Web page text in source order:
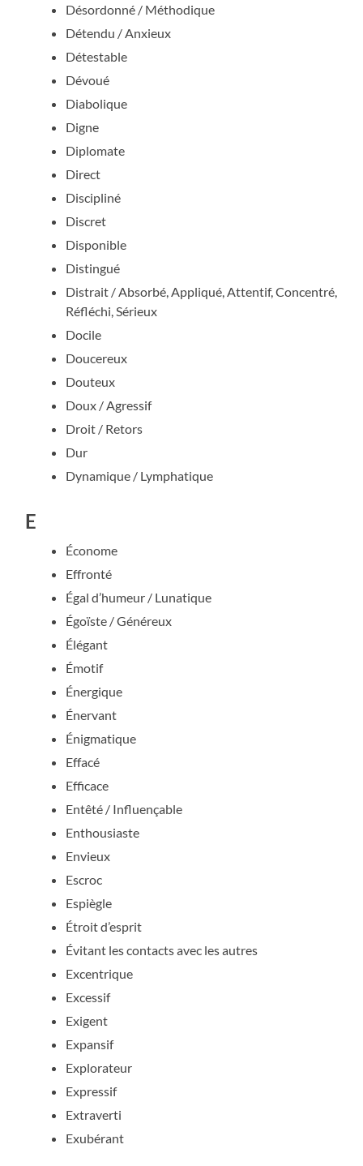
Désordonné / Méthodique
Détendu / Anxieux
Détestable
Dévoué
Diabolique
Digne
Diplomate
Direct
Discipliné
Discret
Disponible
Distingué
Distrait / Absorbé, Appliqué, Attentif, Concentré,
Réfléchi, Sérieux
Docile
Doucereux
Douteux
Doux / Agressif
Droit / Retors
Dur
Dynamique / Lymphatique
E
Économe
Effronté
Égal d’humeur / Lunatique
Égoïste / Généreux
Élégant
Émotif
Énergique
Énervant
Énigmatique
Effacé
Efficace
Entêté / Influençable
Enthousiaste
Envieux
Escroc
Espiègle
Étroit d’esprit
Évitant les contacts avec les autres
Excentrique
Excessif
Exigent
Expansif
Explorateur
Expressif
Extraverti
Exubérant